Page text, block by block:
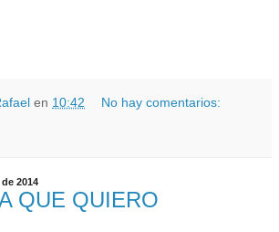
en 10:42 No hay comentarios:
2014
QUE QUIERO